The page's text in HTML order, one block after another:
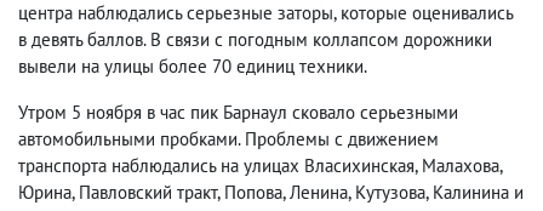
центра наблюдались серьезные заторы, которые оценивались
в девять баллов. В связи с погодным коллапсом дорожники
вывели на улицы более 70 единиц техники.
Утром 5 ноября в час пик Барнаул сковало серьезными
автомобильными пробками. Проблемы с движением
транспорта наблюдались на улицах Власихинская, Малахова,
Юрина, Павловский тракт, Попова, Ленина, Кутузова, Калинина и